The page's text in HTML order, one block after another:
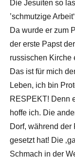
Die Jesuiten so
’schmutzige
Da wurde er zum
der erste Papst
russischen Kirche
Das ist für mich
Leben, ich bin
RESPEKT! Denn
hoffe ich. Die
Dorf, während
gesetzt hat! Die
Schmach in der